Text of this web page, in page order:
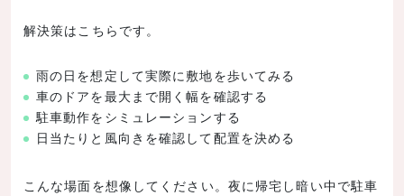
解決策はこちらです。
雨の日を想定して実際に敷地を歩いてみる
車のドアを最大まで開く幅を確認する
駐車動作をシミュレーションする
日当たりと風向きを確認して配置を決める
こんな場面を想像してください。夜に帰宅し暗い中で駐車